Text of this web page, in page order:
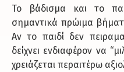
Το βάδισμα και το
σημαντικά πρώιμα
Αν το παιδί δεν
δείχνει ενδιαφέρον να
χρειάζεται περαιτέρω